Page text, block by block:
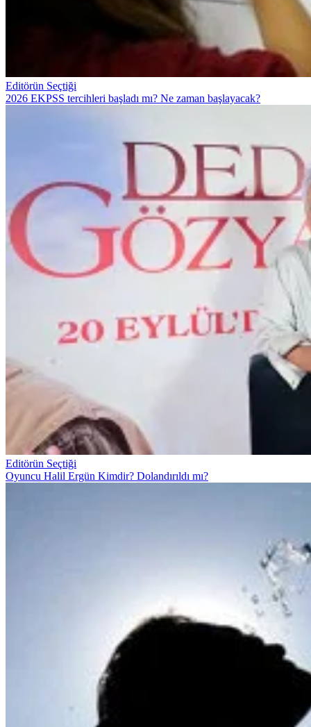
Editörün Seçtiği
2026 EKPSS tercihleri başladı mı? Ne zaman başlayacak?
Editörün Seçtiği
Oyuncu Halil Ergün Kimdir? Dolandırıldı mı?